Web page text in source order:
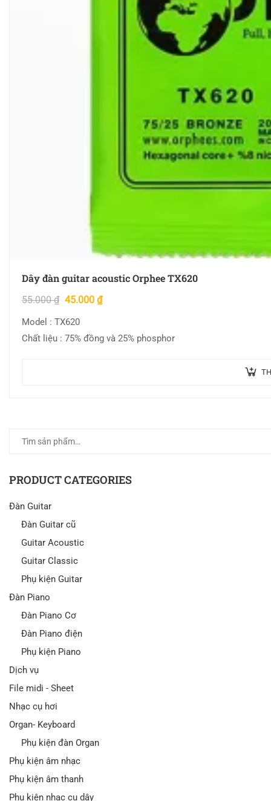
Dây đàn guitar acoustic Orphee TX620
55.000₫ 45.000 ₫
Model : TX620
Chất liệu : 75% đồng và 25% phosphor
PRODUCT CATEGORIES
Đàn Guitar
Đàn Guitar cũ
Guitar Acoustic
Guitar Classic
Phụ kiện Guitar
Đàn Piano
Đàn Piano Cơ
Đàn Piano điện
Phụ kiện Piano
Dịch vụ
File midi - Sheet
Nhạc cụ hơi
Organ- Keyboard
Phụ kiện đàn Organ
Phụ kiện âm nhạc
Phụ kiện âm thanh
Phụ kiện nhạc cụ dây